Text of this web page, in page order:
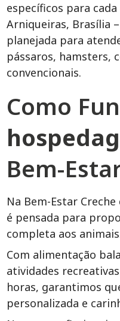
específicos para
Arniqueiras, Brasília
planejada para
pássaros, hamsters,
convencionais.
Como
Bem-
Na Bem-Estar
é pensada para
completa aos
Com alimentação
atividades
horas, garantimos
personalizada e